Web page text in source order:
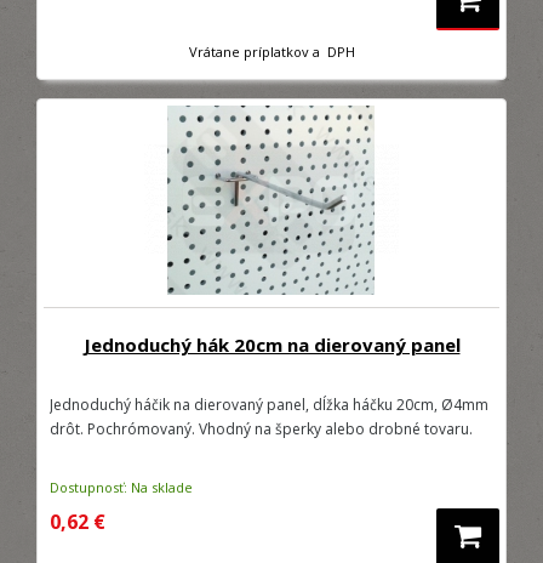
Vrátane príplatkov a DPH
Jednoduchý hák 20cm na dierovaný panel
Jednoduchý háčik na dierovaný panel, dĺžka háčku 20cm, Ø4mm
drôt. Pochrómovaný. Vhodný na šperky alebo drobné tovaru.
Dostupnosť: Na sklade
0,62 €